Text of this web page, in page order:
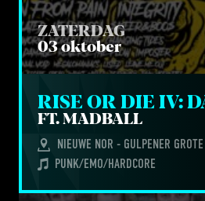
ZATERDAG
03 oktober
RISEOR DIEIV:
FT.MAD­BALL
NIEUWE NOR - GULPENER
PUNK/EMO/HARDCORE